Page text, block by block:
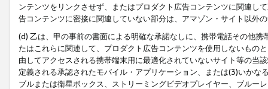
ンテンツをリンクさせず、またはプロダクト広告コンテンツに関連し
告コンテンツに密接に関連していない部分は、アマゾン・サイト以外
(d) 乙は、甲の事前の書面による明確な承諾なしに、携帯電話その他
たはこれらに関連して、プロダクト広告コンテンツを使用しないもの
由してアクセスされる携帯端末用に最適化されていないサイト等の当
定義される承認されたモバイル・アプリケーション、または(3)いか
ブルまたは衛星ボックス、ストリーミングビデオプレイヤー、ブルー